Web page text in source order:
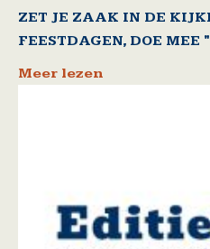
ZET JE ZAAK IN DE
FEESTDAGEN, DOE
Meer lezen